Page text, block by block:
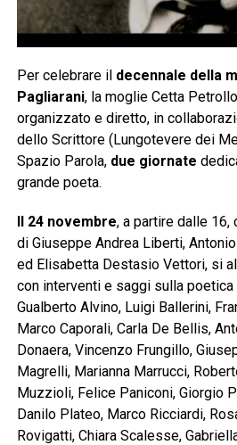
Per celebrare il decennale della
Pagliarani, la moglie Cetta
organizzato e diretto, in
dello Scrittore (Lungotevere dei
Spazio Parola, due giornate
grande poeta.
Il 24 novembre, a partire dalle 16,
di Giuseppe Andrea Liberti,
ed Elisabetta Destasio Vettori, si
con interventi e saggi sulla poetica
Gualberto Alvino, Luigi Ballerini,
Marco Caporali, Carla De Bellis,
Donaera, Vincenzo Frungillo,
Magrelli, Marianna Marrucci,
Muzzioli, Felice Paniconi, Giorgio
Danilo Plateo, Marco Ricciardi,
Rovigatti, Chiara Scalesse,